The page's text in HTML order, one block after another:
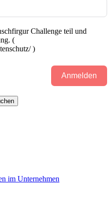
(
)
Anmelden
im Unternehmen